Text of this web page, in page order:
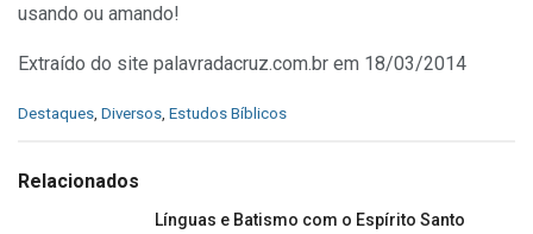
usando ou amando!
Extraído do site palavradacruz.com.br em 18/03/2014
C
e
Destaques Diversos Estudos Bíblicos
Relacionados
Línguas e Batismo com o Espírito Santo